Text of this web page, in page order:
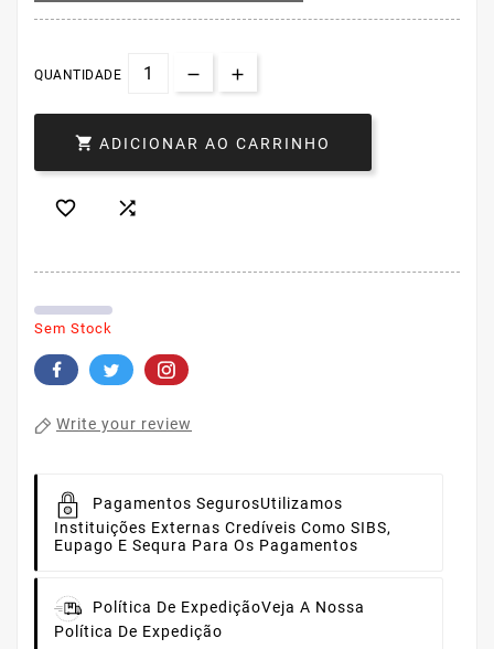
QUANTIDADE
 ADICIONAR AO CARRINHO
 
Sem Stock
Write your review
Pagamentos SegurosUtilizamos
Instituições Externas Credíveis Como SIBS,
Eupago E Sequra Para Os Pagamentos
Política De ExpediçãoVeja A Nossa
Política De Expedição